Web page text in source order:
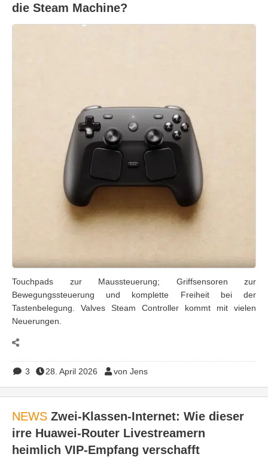
die Steam Machine?
Touchpads zur Maussteuerung; Griffsensoren zur
Bewegungssteuerung und komplette Freiheit bei der
Tastenbelegung. Valves Steam Controller kommt mit vielen
Neuerungen.
3 28. April 2026 von Jens
NEWS Zwei-Klassen-Internet: Wie dieser
irre Huawei-Router Livestreamern
heimlich VIP-Empfang verschafft